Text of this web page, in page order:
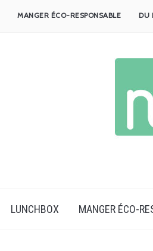
MANGER ÉCO-RESPONSABLE DU
LUNCHBOX MANGER ÉCO-